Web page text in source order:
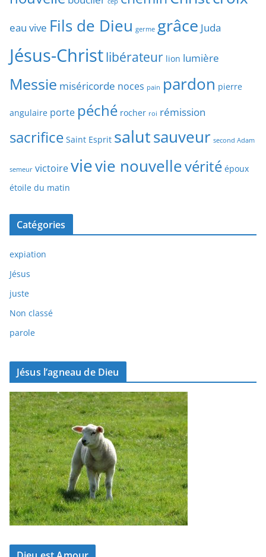
eau vive Fils de Dieu germe grâce Juda
Jésus-Christlibérateur lion lumière
Messie miséricorde noces pain pardon pierre
angulaire porte péché rocher roi rémission
sacrifice Saint Esprit salutsauveur second Adam
semeur victoirevievie nouvellevérité époux
étoile du matin
Catégories
expiation
Jésus
juste
Non classé
parole
Jésus l’agneau de Dieu